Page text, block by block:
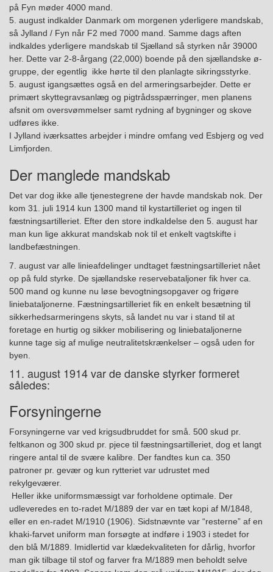
på Fyn møder 4000 mand.
5. august indkalder Danmark om morgenen yderligere mandskab,
så Jylland / Fyn når F2 med 7000 mand. Samme dags aften
indkaldes yderligere mandskab til Sjælland så styrken når 39000
her. Dette var 2-8-årgang (22,000) boende på den sjællandske ø-
gruppe , der egentlig ikke hørte til den planlagte sikringsstyrke
5. august igangsættes også en del armeringsarbejder. Dette er
primært skyttegravsanlæg og pigtrådsspærringer , men planens
afsnit om oversvømmelser samt rydning af bygninger og skove
udføres ikke
I Jylland iværksattes arbejder i mindre omfang ved Esbjerg og ved
Limfjorden.
Der manglede mandskab
Det var dog ikke alle tjenestegrene der havde mandskab nok. Der
kom 31
. juli 1914 kun 1300 mand til kystartilleriet og ingen til
fæstningsartilleriet. Efter den store indkaldelse den 5 . august har
man kun lige akkurat mandskab nok til et enkelt vagtskifte i
landbefæstningen
7 . august var alle linieafdelinger undtaget fæstningsartilleriet nået
op på fuld styrke . De sjællandske reservebataljoner fik hver ca.
500 mand og kunne nu løse bevogtningsopgaver og frigøre
liniebataljonerne
Fæstningsartilleriet fik en enkelt besætning til
sikkerhedsarmeringens skyts , så landet nu var i stand til at
foretage en hurtig og sikker mobilisering og liniebataljonerne
kunne tage sig af mulige neutralitetskrænkelser – også uden for
byen.
11. august 1914 var de danske styrker formeret
således:
Forsyningerne
Forsyningerne var ved krigsudbruddet for små. 500 skud pr.
feltkanon og 300 skud pr. pjece til fæstningsartilleriet, dog et langt
ringere antal til de svære kalibre. Der fandtes kun ca. 350
patroner pr. gevær og kun rytteriet var udrustet med
rekylgeværer.
Heller ikke uniformsmæssigt var forholdene optimale. Der
udleveredes en to-radet M/1889 der var en tæt kopi af M/1848,
eller en en-radet M/1910 (1906). Sidstnævnte var “resterne” af en
khaki-farvet uniform man forsøgte at indføre i 1903 i stedet for
den blå M/1889. Imidlertid var klædekvaliteten for dårlig, hvorfor
man gik tilbage til stof og farver fra M/1889 men beholdt selve